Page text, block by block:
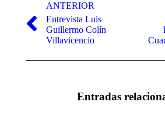
entre
publicaciones
ANTERIOR
Publicación
anterior:
Entrevista Luis
Guillermo Colín
Villavicencio
Entradas